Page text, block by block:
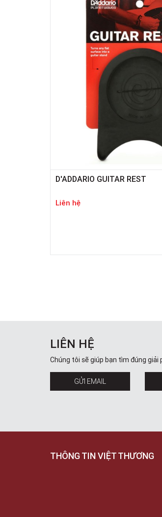
D'ADDARIO GUITAR REST
Liên hệ
LIÊN HỆ
Chúng tôi sẽ giúp bạn tìm đúng giải
GỬI EMAIL
THÔNG TIN VIỆT THƯƠNG